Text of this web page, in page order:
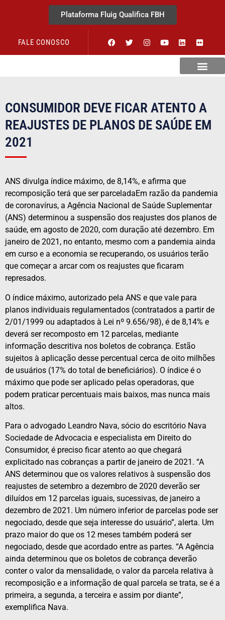
Plataforma Fluig Qualifica FBH
FALE CONOSCO
CONSUMIDOR DEVE FICAR ATENTO A
REAJUSTES DE PLANOS DE SAÚDE EM
2021
ANS divulga índice máximo, de 8,14%, e afirma que
recomposição terá que ser parceladaEm razão da pandemia
de coronavírus, a Agência Nacional de Saúde Suplementar
(ANS) determinou a suspensão dos reajustes dos planos de
saúde, em agosto de 2020, com duração até dezembro. Em
janeiro de 2021, no entanto, mesmo com a pandemia ainda
em curso e a economia se recuperando, os usuários terão
que começar a arcar com os reajustes que ficaram
represados.
O índice máximo, autorizado pela ANS e que vale para
planos individuais regulamentados (contratados a partir de
2/01/1999 ou adaptados à Lei nº 9.656/98), é de 8,14% e
deverá ser recomposto em 12 parcelas, mediante
informação descritiva nos boletos de cobrança. Estão
sujeitos à aplicação desse percentual cerca de oito milhões
de usuários (17% do total de beneficiários). O índice é o
máximo que pode ser aplicado pelas operadoras, que
podem praticar percentuais mais baixos, mas nunca mais
altos.
Para o advogado Leandro Nava, sócio do escritório Nava
Sociedade de Advocacia e especialista em Direito do
Consumidor, é preciso ficar atento ao que chegará
explicitado nas cobranças a partir de janeiro de 2021. “A
ANS determinou que os valores relativos à suspensão dos
reajustes de setembro a dezembro de 2020 deverão ser
diluídos em 12 parcelas iguais, sucessivas, de janeiro a
dezembro de 2021. Um número inferior de parcelas pode ser
negociado, desde que seja interesse do usuário”, alerta. Um
prazo maior do que os 12 meses também poderá ser
negociado, desde que acordado entre as partes. “A Agência
ainda determinou que os boletos de cobrança deverão
conter o valor da mensalidade, o valor da parcela relativa à
recomposição e a informação de qual parcela se trata, se é a
primeira, a segunda, a terceira e assim por diante”,
exemplifica Nava.